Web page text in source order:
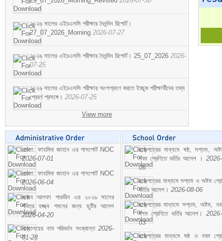
২০২৬ সালের এইচএসসি পরীক্ষার দৈনন্দিন রিপোর্ট।
27_07_2026_Morning 2026-07-27
২০২৬ সালের এইচএসসি পরীক্ষার দৈনন্দিন রিপোর্ট। 25_07_2026 2026-
07-25
২০২৬ সালের এইচএসসি পরীক্ষার অংশগ্রহণ করতে ইচ্ছুক পরীক্ষার্থীদের তথ্য
প্রেরণ প্রসঙ্গে। 2026-07-25
View more
মোসা: ফাহমিদা জাহান এর পাসপোর্ট NOC
2026-07-01
মোসা: ফাহমিদা জাহান এর পাসপোর্ট NOC
2026-06-04
জনাব আলফা পারভীন এর ২০২৬ সালের
পবিত্র হজ্জ্ব গমনের জন্য ছুটির আদেশ
2026-04-20
বিদ্যালয়ের নাম পরিবর্তন সংক্রান্ত 2026-
01-28
ছাড়পত্রের মাধ্যমে ষষ্ঠ, সপ্তম,
নবম শ্রেণিতে ভর্তির আদেশ ।
06
ছাড়পত্রের মাধ্যমে সপ্তম ও অষ্টম
ভর্তির আদেশ। 2026-08-06
ছাড়পত্রের মাধ্যমে সপ্তম, অষ্টম,
দশম শ্রেণিতে ভর্তির আদেশ।
03
ছাড়পত্রের মাধ্যমে ষষ্ঠ ও নবম